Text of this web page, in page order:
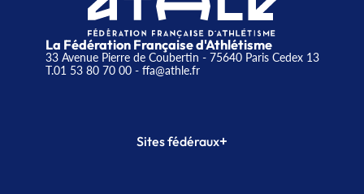
La Fédération Française d'Athlétisme
33 Avenue Pierre de Coubertin - 75640 Paris Cedex 13
T.01 53 80 70 00- ffa@athle.fr
Sites fédéraux+